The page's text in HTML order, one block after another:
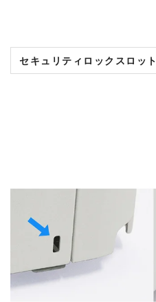
セキュリティロックスロット